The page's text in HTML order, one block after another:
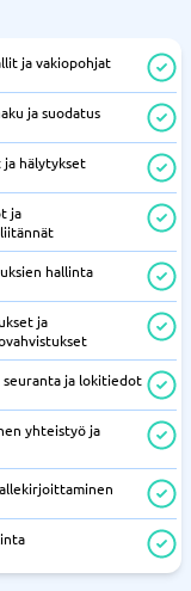
ja vakiopohjat
ja suodatus
hälytykset
ja
hallinta
ja
ja lokitiedot
yhteistyö ja